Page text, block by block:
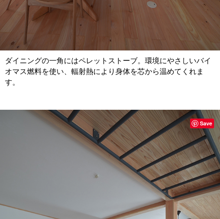
ダイニングの一角にはペレットストーブ。環境にやさしいバイ
オマス燃料を使い、輻射熱により身体を芯から温めてくれま
す。
Save